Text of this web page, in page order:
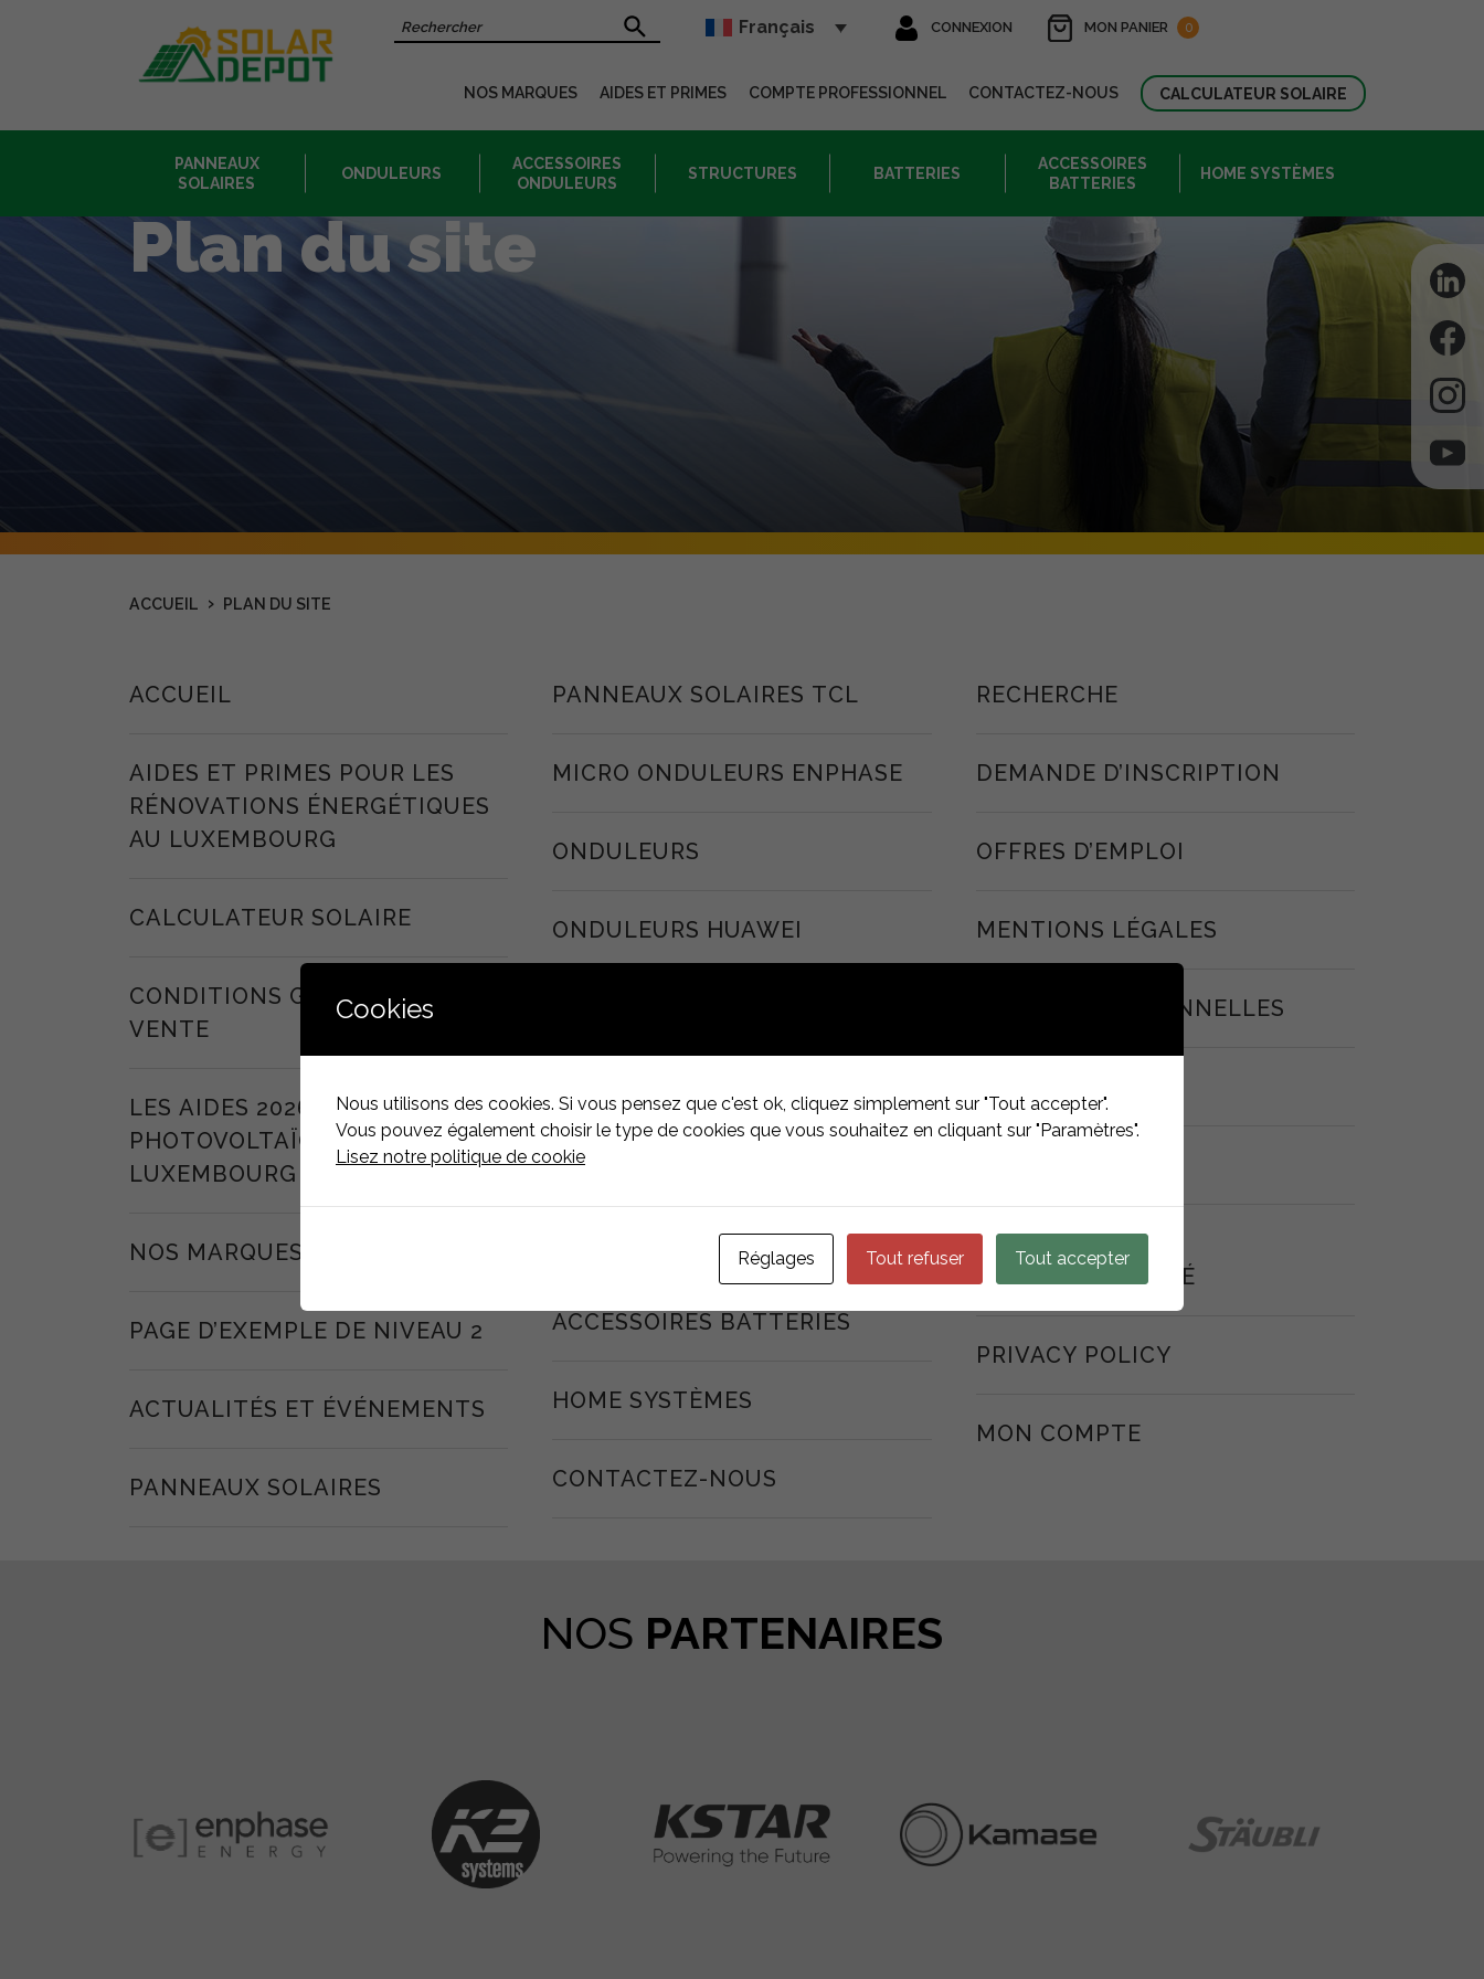
Recherche sur le site Français CONNEXION MON PANIER 0
NOS MARQUES AIDES ET PRIMES COMPTE PROFESSIONNEL CONTACTEZ-NOUS CALCULATEUR SOLAIRE
PANNEAUX
SOLAIRES
ONDULEURS
ACCESSOIRES
ONDULEURS
STRUCTURES BATTERIES
ACCESSOIRES
BATTERIES
HOME SYSTÈMES
Plan du site
ACCUEIL › PLAN DU SITE
ACCUEIL
AIDES ET PRIMES POUR LES
RÉNOVATIONS ÉNERGÉTIQUES
AU LUXEMBOURG
CALCULATEUR SOLAIRE
CONDITIONS GÉNÉRALES DE
VENTE
LES AIDES 2026 POUR LE
PHOTOVOLTAÏQUE AU
LUXEMBOURG
NOS MARQUES
PAGE D’EXEMPLE DE NIVEAU 2
ACTUALITÉS ET ÉVÉNEMENTS
PANNEAUX SOLAIRES
PANNEAUX SOLAIRES TCL
MICRO ONDULEURS ENPHASE
ONDULEURS
ONDULEURS HUAWEI
STRUCTURES
ACCESSOIRES BATTERIES
HOME SYSTÈMES
CONTACTEZ-NOUS
RECHERCHE
DEMANDE D’INSCRIPTION
OFFRES D’EMPLOI
MENTIONS LÉGALES
DONNÉES PERSONNELLES
POLITIQUE DE
CONFIDENTIALITÉ
PRIVACY POLICY
MON COMPTE
NOS PARTENAIRES
Cookies
Nous utilisons des cookies. Si vous pensez que c'est ok, cliquez simplement sur "Tout accepter".
Vous pouvez également choisir le type de cookies que vous souhaitez en cliquant sur "Paramètres".
Lisez notre politique de cookie
Réglages Tout refuser Tout accepter